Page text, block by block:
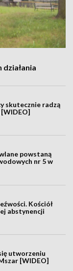
skutecznie radzą
[WIDEO]
powstaną
nr 5 w
Kościół
abstynencji
utworzeniu
[WIDEO]